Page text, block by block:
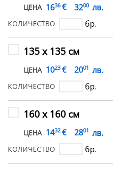
ЦЕНА 1636 € 3200 лв.
КОЛИЧЕСТВО бр.
135 х 135 см
ЦЕНА 1023 € 2001 лв.
КОЛИЧЕСТВО бр.
160 х 160 см
ЦЕНА 1432 € 2801 лв.
КОЛИЧЕСТВО бр.